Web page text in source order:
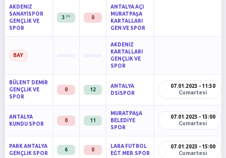
AKDENİZ
SANAYİSPOR
GENÇLİK VE
SPOR
3 (H) 0
ANTALYA AÇI
MURATPAŞA
KARTALLARI
GEN.VE SPOR
BAY
AKDENİZ
KARTALLARI
GENÇLİK VE
SPOR
BÜLENT DEMİR
GENÇLİK VE
SPOR
0 12
ANTALYA
DSİSPOR
07.01.2023 - 11:30
Cumartesi
ANTALYA
KUNDU SPOR
0 11
MURATPAŞA
BELEDİYE
SPOR
07.01.2023 - 13:00
Cumartesi
PARK ANTALYA
GENÇLİK SPOR
6 0
LARA FUTBOL
EĞT.MER.SPOR
07.01.2023 - 15:00
Cumartesi